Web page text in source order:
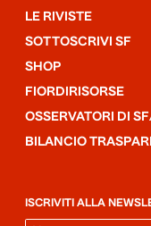
LE RIVISTE
SOTTOSCRIVI SF
SHOP
FIORDIRISORSE
OSSERVATORI DI
BILANCIO
ISCRIVITI ALLA